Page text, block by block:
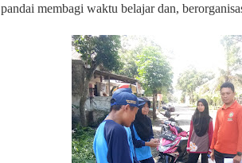
pandai membagi waktu belajar dan,